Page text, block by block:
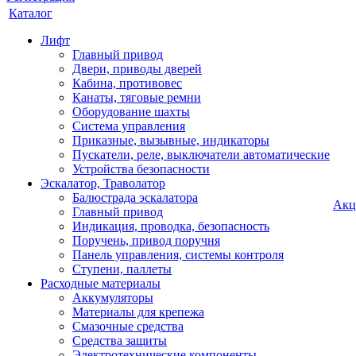
Каталог
Лифт
Главный привод
Двери, приводы дверей
Кабина, противовес
Канаты, тяговые ремни
Оборудование шахты
Система управления
Приказные, вызывные, индикаторы
Пускатели, реле, выключатели автоматические
Устройства безопасности
Эскалатор, Траволатор
Балюстрада эскалатора
Главный привод
Индикация, проводка, безопасность
Поручень, привод поручня
Панель управления, системы контроля
Ступени, паллеты
Расходные материалы
Аккумуляторы
Материалы для крепежа
Смазочные средства
Средства защиты